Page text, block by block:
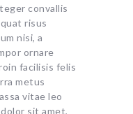
convallis
risus
nisi, a
ornare
facilisis felis
metus
vitae leo
sit amet,